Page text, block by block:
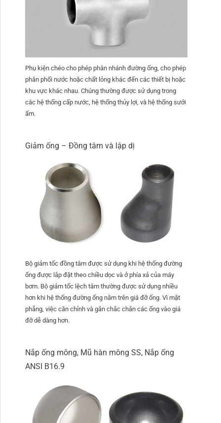
Phụ kiện chéo cho phép phân nhánh đường ống, cho phép
phân phối nước hoặc chất lỏng khác đến các thiết bị hoặc
khu vực khác nhau. Chúng thường được sử dụng trong
các hệ thống cấp nước, hệ thống thủy lợi, và hệ thống sưởi
ấm.
Giảm ống – Đồng tâm và lập dị
Bộ giảm tốc đồng tâm được sử dụng khi hệ thống đường
ống được lắp đặt theo chiều dọc và ở phía xả của máy
bơm. Bộ giảm tốc lệch tâm thường được sử dụng nhiều
hơn khi hệ thống đường ống nằm trên giá đỡ ống. Vì mặt
phẳng, việc căn chỉnh và gắn chắc chắn các ống vào giá
đỡ dễ dàng hơn.
Nắp ống mông, Mũ hàn mông SS, Nắp ống
ANSI B16.9